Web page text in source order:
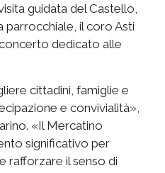
guidata del Castello,
parrocchiale, il coro Asti
dedicato alle
cittadini, famiglie e
e convivialità»,
«Il Mercatino
significativo per
rafforzare il senso di